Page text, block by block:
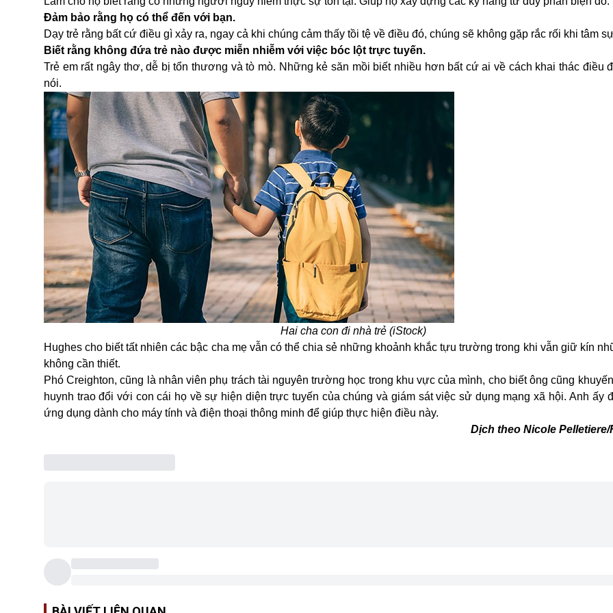
Đảm bảo rằng họ có thể đến với bạn.
Dạy trẻ rằng bất cứ điều gì xảy ra, ngay cả khi chúng cảm thấy tồi tệ về điều đó, chúng sẽ không gặp rắc rối khi tâm
Biết rằng không đứa trẻ nào được miễn nhiễm với việc bóc lột trực tuyến.
Trẻ em rất ngây thơ, dễ bị tổn thương và tò mò. Những kẻ săn mồi biết nhiều hơn bất cứ ai về cách khai thác điều
nói.
Hai cha con đi nhà trẻ (iStock)
Hughes cho biết tất nhiên các bậc cha mẹ vẫn có thể chia sẻ những khoảnh khắc tựu trường trong khi vẫn giữ kín
không cần thiết.
Phó Creighton, cũng là nhân viên phụ trách tài nguyên trường học trong khu vực của mình, cho biết ông cũng
huynh trao đổi với con cái họ về sự hiện diện trực tuyến của chúng và giám sát việc sử dụng mạng xã hội. Anh ấy
ứng dụng dành cho máy tính và điện thoại thông minh để giúp thực hiện điều này.
Dịch theo Nicole Pelletiere/